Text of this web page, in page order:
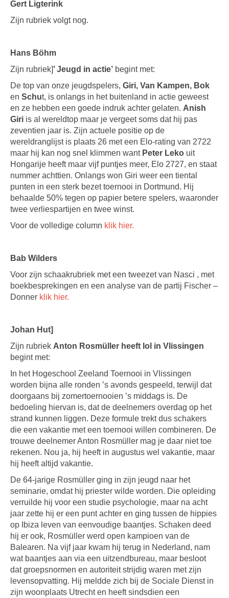
Gert Ligterink
Zijn rubriek volgt nog.
Hans Böhm
Zijn rubriek]’ Jeugd in actie’ begint met:
De top van onze jeugdspelers, Giri, Van Kampen, Bok
en Schut, is onlangs in het buitenland in actie geweest
en ze hebben een goede indruk achter gelaten. Anish
Giri is al wereldtop maar je vergeet soms dat hij pas
zeventien jaar is. Zijn actuele positie op de
wereldranglijst is plaats 26 met een Elo-rating van 2722
maar hij kan nog snel klimmen want Peter Leko uit
Hongarije heeft maar vijf puntjes meer, Elo 2727, en staat
nummer achttien. Onlangs won Giri weer een tiental
punten in een sterk bezet toernooi in Dortmund. Hij
behaalde 50% tegen op papier betere spelers, waaronder
twee verliespartijen en twee winst.
Voor de volledige column klik hier.
Bab Wilders
Voor zijn schaakrubriek met een tweezet van Nasci , met
boekbesprekingen en een analyse van de partij Fischer –
Donner klik hier.
Johan Hut]
Zijn rubriek Anton Rosmüller heeft lol in Vlissingen
begint met:
In het Hogeschool Zeeland Toernooi in Vlissingen
worden bijna alle ronden ’s avonds gespeeld, terwijl dat
doorgaans bij zomertoernooien ’s middags is. De
bedoeling hiervan is, dat de deelnemers overdag op het
strand kunnen liggen. Deze formule trekt dus schakers
die een vakantie met een toernooi willen combineren. De
trouwe deelnemer Anton Rosmüller mag je daar niet toe
rekenen. Nou ja, hij heeft in augustus wel vakantie, maar
hij heeft altijd vakantie.
De 64-jarige Rosmüller ging in zijn jeugd naar het
seminarie, omdat hij priester wilde worden. Die opleiding
verruilde hij voor een studie psychologie, maar na acht
jaar zette hij er een punt achter en ging tussen de hippies
op Ibiza leven van eenvoudige baantjes. Schaken deed
hij er ook, Rosmüller werd open kampioen van de
Balearen. Na vijf jaar kwam hij terug in Nederland, nam
wat baantjes aan via een uitzendbureau, maar besloot
dat groepsnormen en autoriteit strijdig waren met zijn
levensopvatting. Hij meldde zich bij de Sociale Dienst in
zijn woonplaats Utrecht en heeft sindsdien een